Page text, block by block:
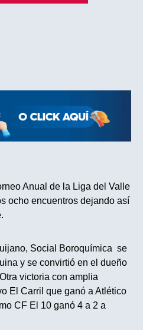
Anual de la Liga del Valle
ocho encuentros dejando así
Social Boroquímica se
y se convirtió en el dueño
victoria con amplia
El Carril que ganó a Atlético
CF El 10 ganó 4 a 2 a